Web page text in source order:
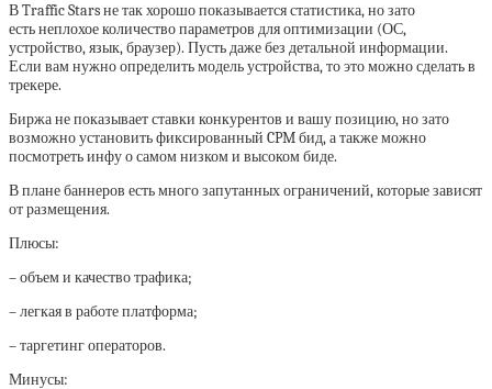
В Traffic Stars не так хорошо показывается статистика, но зато
есть неплохое количество параметров для оптимизации (ОС,
устройство, язык, браузер). Пусть даже без детальной информации.
Если вам нужно определить модель устройства, то это можно сделать в
трекере.
Биржа не показывает ставки конкурентов и вашу позицию, но зато
возможно установить фиксированный CPM бид, а также можно
посмотреть инфу о самом низком и высоком биде.
В плане баннеров есть много запутанных ограничений, которые зависят
от размещения.
Плюсы:
– объем и качество трафика;
– легкая в работе платформа;
– таргетинг операторов.
Минусы: